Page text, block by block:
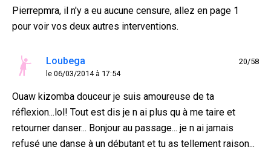
Pierrepmra, il n'y a eu aucune censure, allez en page 1
pour voir vos deux autres interventions.
Loubega
le 06/03/2014 à 17:54
20/58
Ouaw kizomba douceur je suis amoureuse de ta
réflexion...lol! Tout est dis je n ai plus qu à me taire et
retourner danser... Bonjour au passage... je n ai jamais
refusé une danse à un débutant et tu as tellement raison...